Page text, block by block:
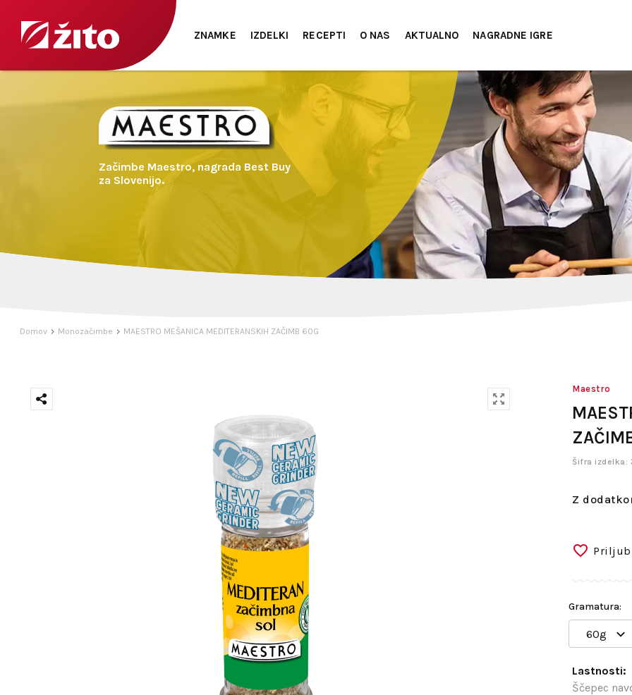
ZNAMKE IZDELKI RECEPTI O NAS AKTUALNO NAGRADNE IGRE
Začimbe Maestro, nagrada Best Buy
za Slovenijo.
Domov Monozačimbe MAESTRO MEŠANICA MEDITERANSKIH ZAČIMB 60G
Maestro
Šifra izdelka:
Z
Gramatura:
60g
Lastnosti:
Ščepec